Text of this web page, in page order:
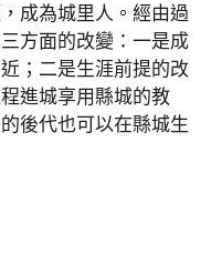
成為城里人。經由過
方面的改變：一是成
；二是生涯前提的改
進城享用縣城的教
後代也可以在縣城生